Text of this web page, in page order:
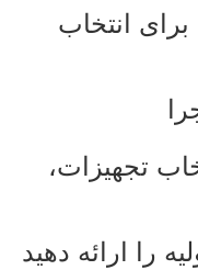
انتخاب
تجهیزات،
را ارائه دهید